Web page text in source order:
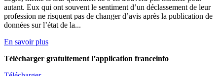
autant. Eux qui ont souvent le sentiment d’un déclassement de leur
profession ne risquent pas de changer d’avis après la publication de
données sur l’état de la...
En savoir plus
Télécharger gratuitement l’application franceinfo